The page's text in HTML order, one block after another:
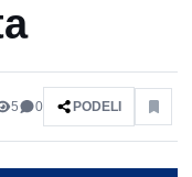
5 0 PODELI